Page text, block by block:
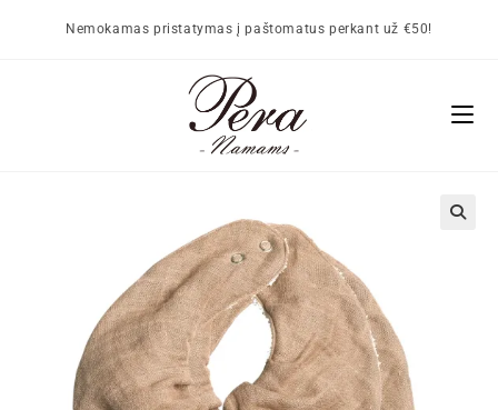
Nemokamas pristatymas į paštomatus perkant už €50!